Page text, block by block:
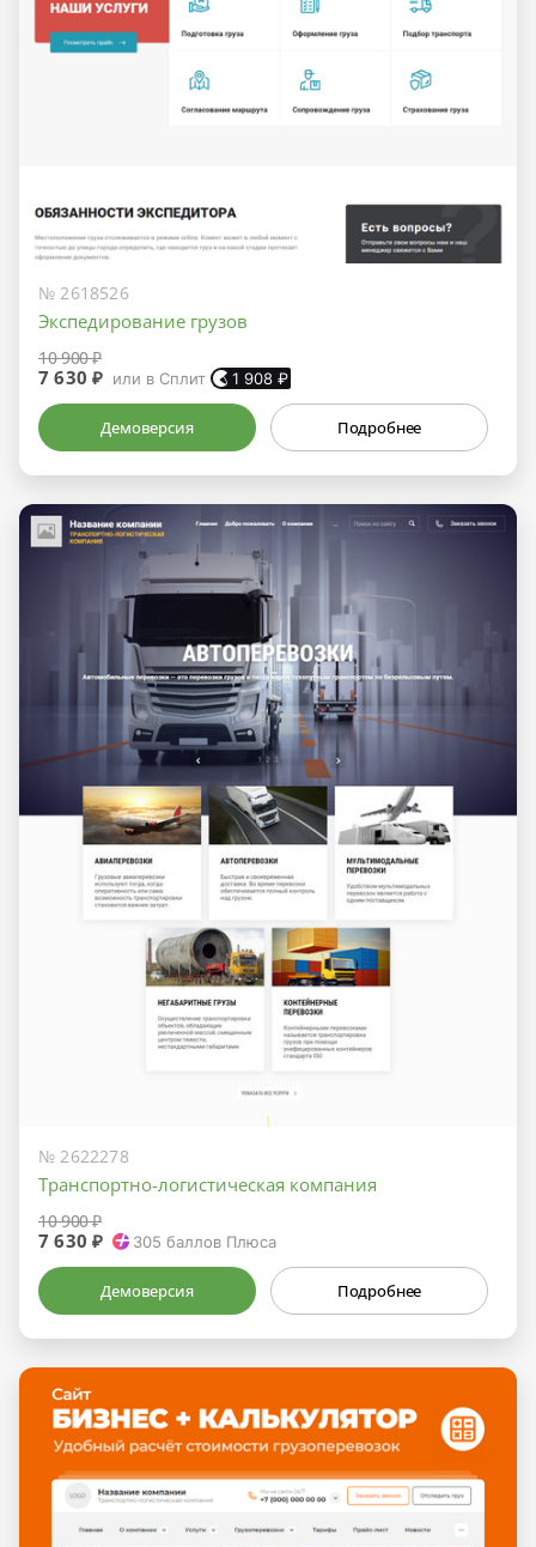
№ 2618526
Экспедирование грузов
10 900 ₽
7 630 ₽ или в Сплит 1 908 ₽
Демоверсия Подробнее
№ 2622278
Транспортно-логистическая компания
10 900 ₽
7 630 ₽ 305 баллов Плюса
Демоверсия Подробнее